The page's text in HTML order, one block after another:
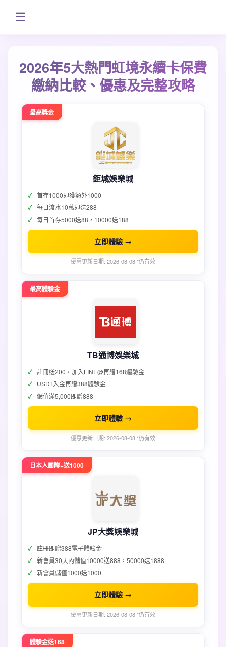
☰
2026年5大熱門虹境永續卡保費
繳納比較、優惠及完整攻略
最高獎金
鉅城娛樂城
首存1000即獲額外1000
每日流水10萬即送288
每日首存5000送88，10000送188
立即體驗 →
優惠更新日期: 2026-08-08 *仍有效
最高體驗金
TB通博娛樂城
註冊送200，加入LINE@再贈168體驗金
USDT入金再贈388體驗金
儲值滿5,000即贈888
立即體驗 →
優惠更新日期: 2026-08-08 *仍有效
日本人團隊+送1000
JP大獎娛樂城
註冊即贈388電子體驗金
新會員30天內儲值10000送888，50000送1888
新會員儲值1000送1000
立即體驗 →
優惠更新日期: 2026-08-08 *仍有效
體驗金送168